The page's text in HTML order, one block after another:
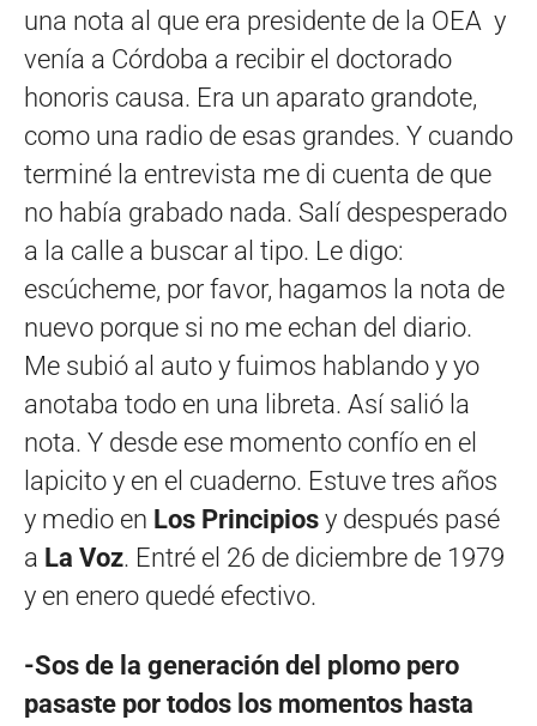
una nota al que era presidente de la OEA y
venía a Córdoba a recibir el doctorado
honoris causa. Era un aparato grandote,
como una radio de esas grandes. Y cuando
terminé la entrevista me di cuenta de que
no había grabado nada. Salí despesperado
a la calle a buscar al tipo. Le digo:
escúcheme, por favor, hagamos la nota de
nuevo porque si no me echan del diario.
Me subió al auto y fuimos hablando y yo
anotaba todo en una libreta. Así salió la
nota. Y desde ese momento confío en el
lapicito y en el cuaderno. Estuve tres años
y medio en Los Principios y después pasé
a La Voz. Entré el 26 de diciembre de 1979
y en enero quedé efectivo.
-Sos de la generación del plomo pero
pasaste por todos los momentos hasta